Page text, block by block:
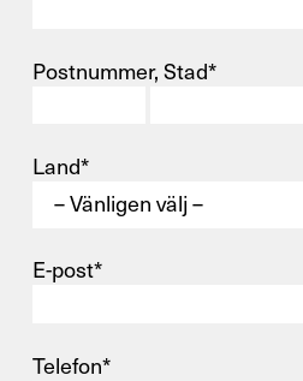
Postnummer, Stad*
Land*
E-post*
Telefon*